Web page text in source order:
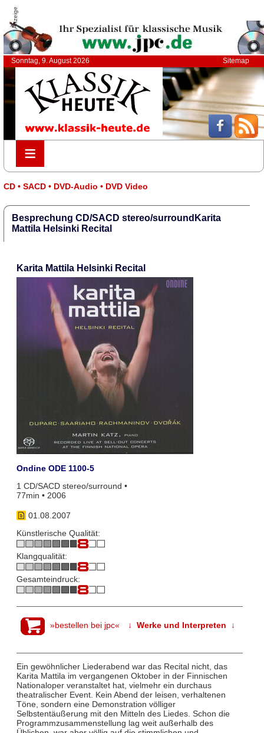
Anzeige
Sonntag, 9. August 2026 Sitemap
≡
≡
CD • SACD • DVD-Audio • DVD Video
Besprechung CD/SACD stereo/surroundKarita
Mattila Helsinki Recital
Karita Mattila Helsinki Recital
Ondine ODE 1100-5
1 CD/SACD stereo/surround •
77min • 2006
01.08.2007
Künstlerische Qualität:
Klangqualität:
Gesamteindruck:
»bestellen bei jpc« ↓ Werke und Interpreten ↓
Ein gewöhnlicher Liederabend war das Recital nicht, das
Karita Mattila im vergangenen Oktober in der Finnischen
Nationaloper veranstaltet hat, vielmehr ein durchaus
theatralischer Event. Kein Abend der leisen, verhaltenen
Töne, sondern eine Demonstration völliger
Selbstentäußerung mit den Mitteln des Liedes. Schon die
Programmzusammenstellung lag weit außerhalb des